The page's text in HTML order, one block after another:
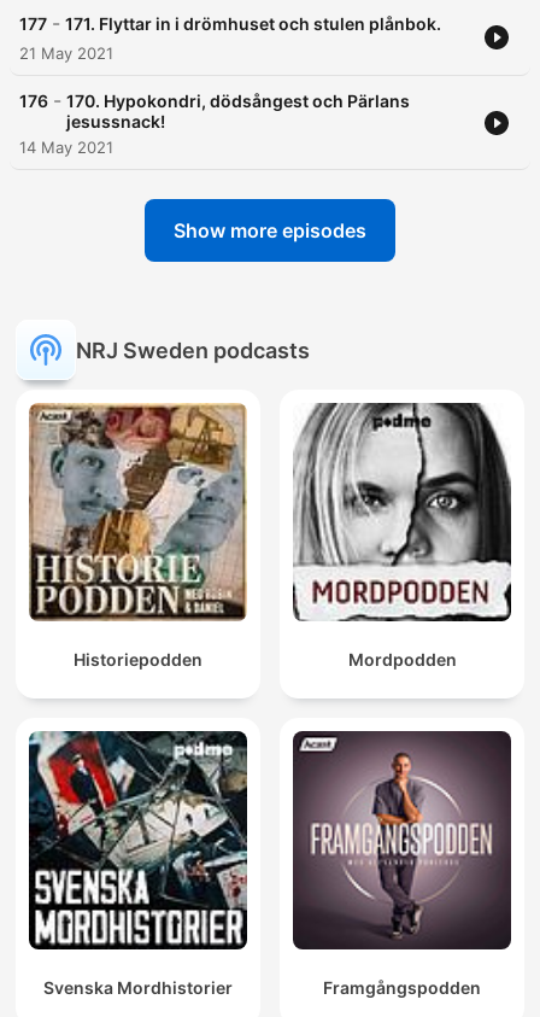
177 - 171. Flyttar in i drömhuset och stulen plånbok.
21 May 2021
176 - 170. Hypokondri, dödsångest och Pärlans
jesussnack!
14 May 2021
Show more episodes
NRJ Sweden podcasts
Historiepodden Mordpodden
Svenska Mordhistorier Framgångspodden